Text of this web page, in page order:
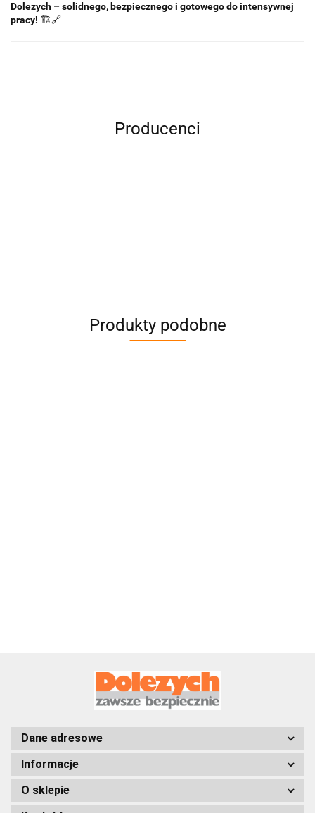
Dolezych – solidnego, bezpiecznego i gotowego do intensywnej
pracy! 🏗🔗
Producenci
Produkty podobne
Dane adresowe
Informacje
O sklepie